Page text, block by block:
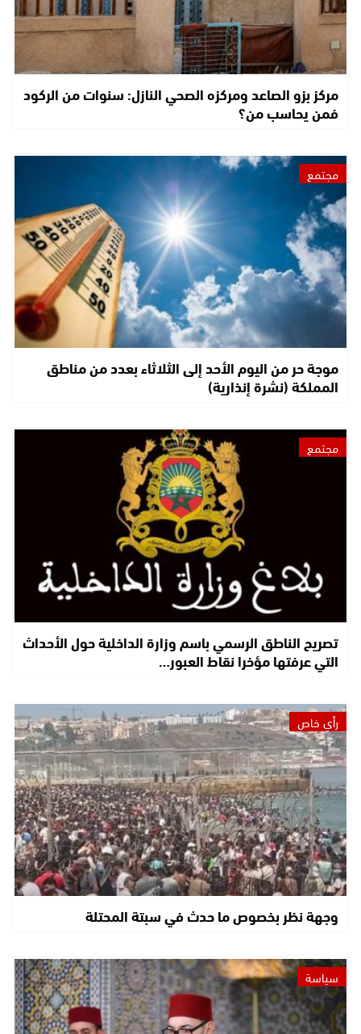
مركز بزو الصاعد ومركزه الصحي النازل: سنوات من الركود
فمن يحاسب من؟
مجتمع
موجة حر من اليوم الأحد إلى الثلاثاء بعدد من مناطق
المملكة (نشرة إنذارية)
مجتمع
تصريح الناطق الرسمي باسم وزارة الداخلية حول الأحداث
التي عرفتها مؤخرا نقاط العبور…
رأي خاص
وجهة نظر بخصوص ما حدث في سبتة المحتلة
سياسة